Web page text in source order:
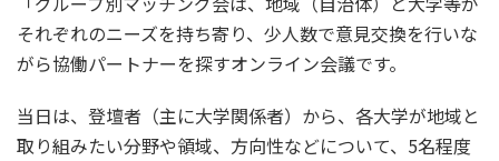
それぞれのニーズを持ち寄り、少人数で意見交換を行いな
がら協働パートナーを探すオンライン会議です。
当日は、登壇者（主に大学関係者）から、各大学が地域と
取り組みたい分野や領域、方向性などについて、5名程度